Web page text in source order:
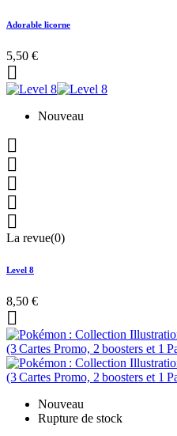
Adorable licorne
5,50 €

Nouveau





La revue(0)
Level 8
8,50 €

Nouveau
Rupture de stock